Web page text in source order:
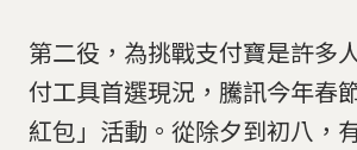
第二役，為挑戰支付寶是許多
付工具首選現況，騰訊今年春
紅包」活動。從除夕到初八，